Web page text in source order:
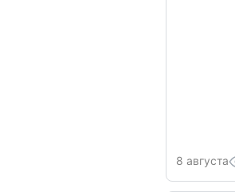
8 августа